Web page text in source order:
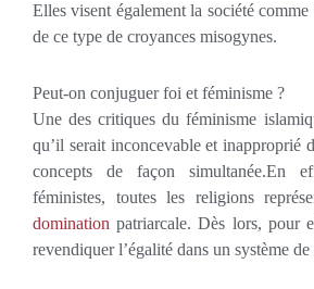
Elles visent également la société
de ce type de croyances misogynes.
Peut-on conjuguer foi et féminisme ?
Une des critiques du féminisme
qu’il serait inconcevable et inapproprié
concepts de façon simultanée.En
féministes, toutes les religions
domination patriarcale. Dès lors, pour
revendiquer l’égalité dans un système